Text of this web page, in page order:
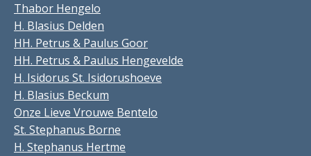
Thabor Hengelo
H. Blasius Delden
HH. Petrus & Paulus Goor
HH. Petrus & Paulus Hengevelde
H. Isidorus St. Isidorushoeve
H. Blasius Beckum
Onze Lieve Vrouwe Bentelo
St. Stephanus Borne
H. Stephanus Hertme